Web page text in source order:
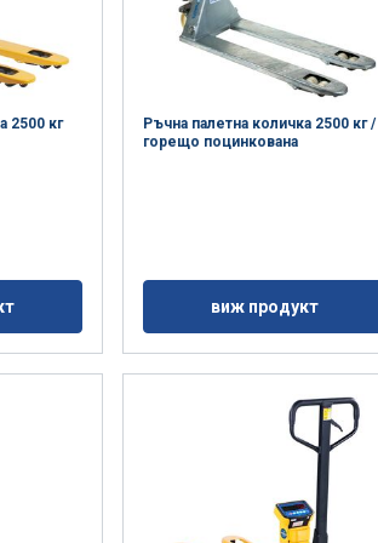
2500 кг
Ръчна палетна количка 2500 кг /
горещо поцинкована
виж продукт
BULGARIAN
и да
на нашия
използване